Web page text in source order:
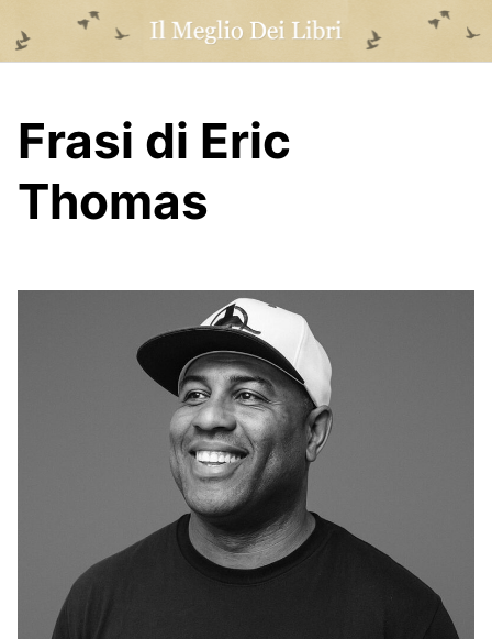
content
Frasi di Eric
Thomas